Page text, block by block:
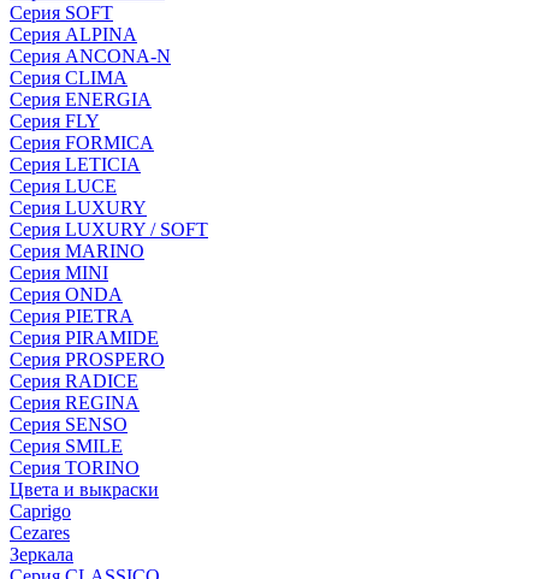
Серия SOFT
Серия ALPINA
Серия ANCONA-N
Серия CLIMA
Серия ENERGIA
Серия FLY
Серия FORMICA
Серия LETICIA
Серия LUCE
Серия LUXURY
Серия LUXURY / SOFT
Серия MARINO
Серия MINI
Серия ONDA
Серия PIETRA
Серия PIRAMIDE
Серия PROSPERO
Серия RADICE
Серия REGINA
Серия SENSO
Серия SMILE
Серия TORINO
Цвета и выкраски
Caprigo
Cezares
Зеркала